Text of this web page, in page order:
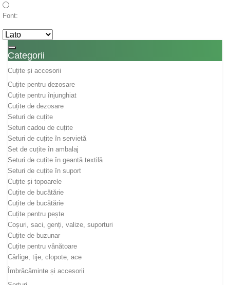
Toggle navigation
Categorii
Cuțite și accesorii
Cuțite pentru dezosare
Cuțite pentru înjunghiat
Cuțite de dezosare
Seturi de cuțite
Seturi cadou de cuțite
Seturi de cuțite în servietă
Set de cuțite în ambalaj
Seturi de cuțite în geantă textilă
Seturi de cuțite în suport
Cuțite și topoarele
Cuțite de bucătărie
Cuțite de bucătărie
Cuțite pentru pește
Coșuri, saci, genți, valize, suporturi
Cuțite de buzunar
Cuțite pentru vânătoare
Cârlige, tije, clopote, ace
Îmbrăcăminte și accesorii
Font: